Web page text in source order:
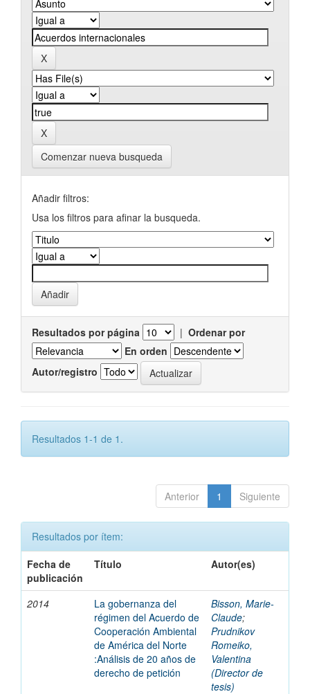
Comenzar nueva busqueda
Añadir filtros:
Usa los filtros para afinar la busqueda.
Resultados por página | Ordenar por
En orden
Autor/registro
Resultados 1-1 de 1.
Anterior 1 Siguiente
Resultados por ítem:
Fecha de
publicación
Título Autor(es)
2014
La gobernanza del
régimen del Acuerdo de
Cooperación Ambiental
de América del Norte
:Análisis de 20 años de
derecho de petición
Bisson, Marie-
Claude;
Prudnikov
Romeiko,
Valentina
(Director de
tesis)